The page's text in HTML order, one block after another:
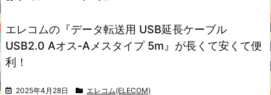
エレコムの『データ転送用 USB延長ケーブル
USB2.0 Aオス-Aメスタイプ 5m』が長くて安くて便
利！
2025年4月28日 エレコム(ELECOM)